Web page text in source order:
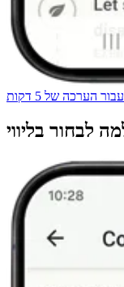
עבור הערכה של 5 דקות